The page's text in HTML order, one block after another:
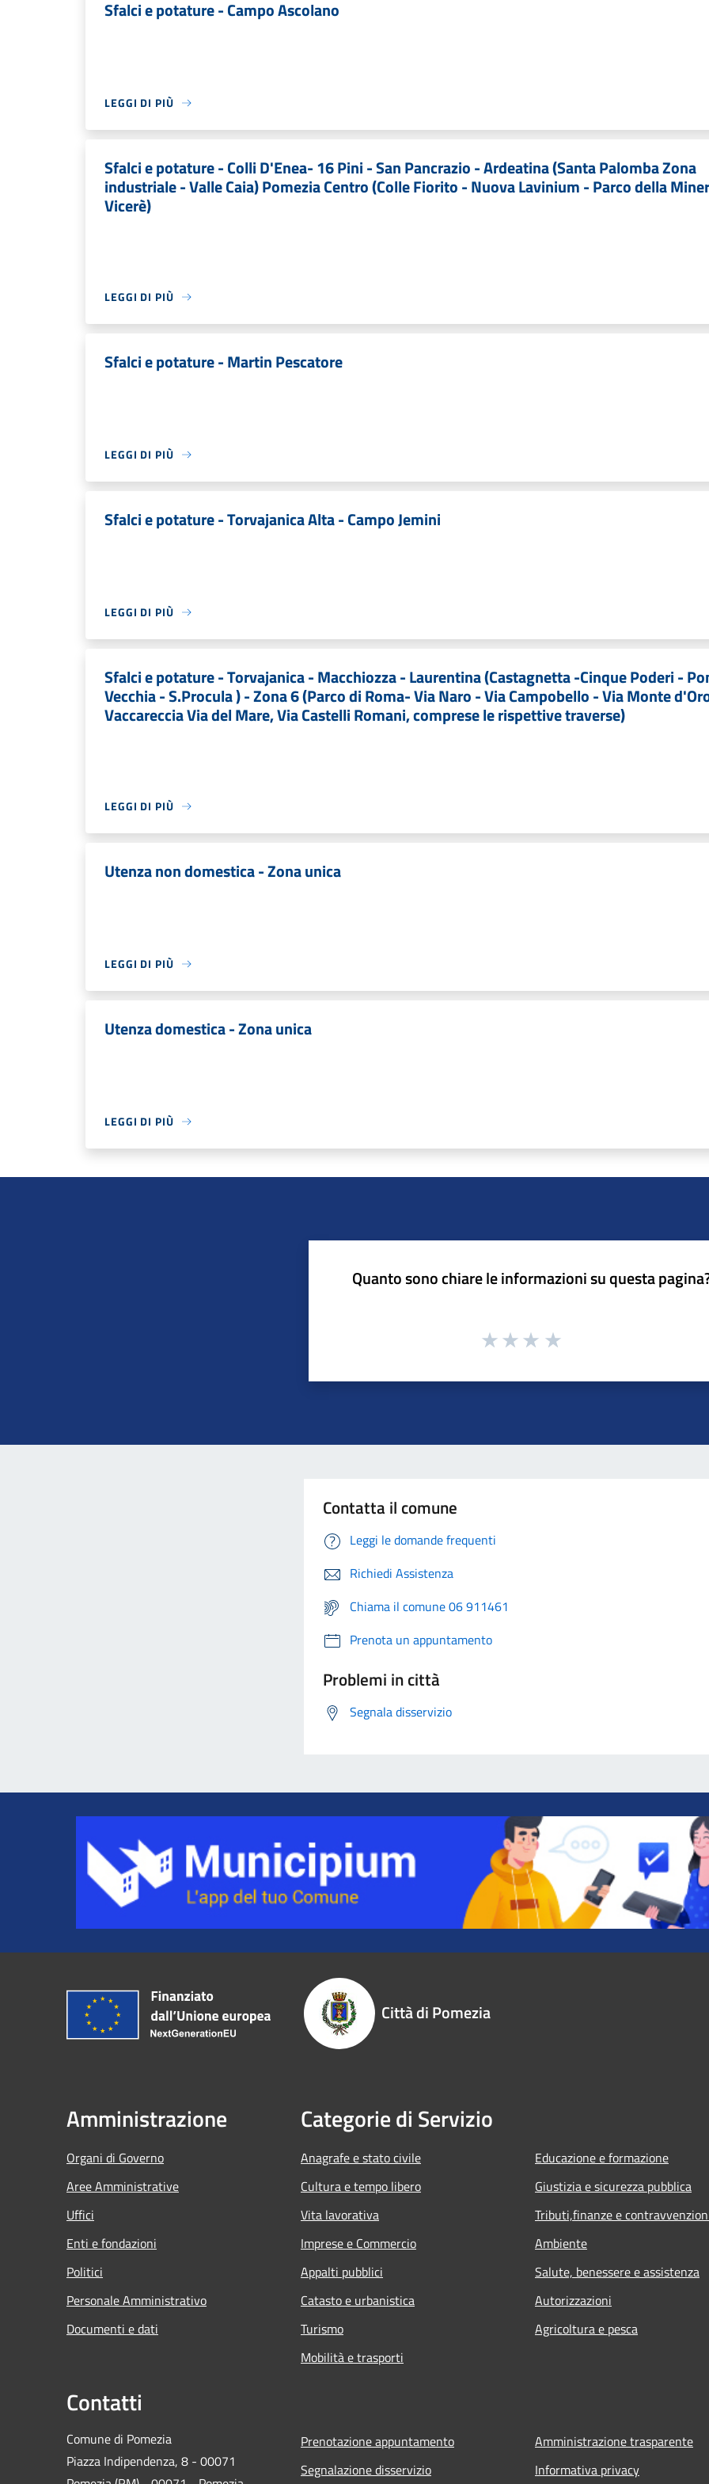
Sfalci e potature - Campo Ascolano
LEGGI DI PIÙ
Sfalci e potature - Colli D'Enea- 16 Pini - San Pancrazio - Ardeatina (Santa Palomba Zona
industriale - Valle Caia) Pomezia Centro (Colle Fiorito - Nuova Lavinium - Parco della
Vicerè)
LEGGI DI PIÙ
Sfalci e potature - Martin Pescatore
LEGGI DI PIÙ
Sfalci e potature - Torvajanica Alta - Campo Jemini
LEGGI DI PIÙ
Sfalci e potature - Torvajanica - Macchiozza - Laurentina (Castagnetta -Cinque Poderi -
Vecchia - S.Procula ) - Zona 6 (Parco di Roma- Via Naro - Via Campobello - Via Monte
Vaccareccia Via del Mare, Via Castelli Romani, comprese le rispettive traverse)
LEGGI DI PIÙ
Utenza non domestica - Zona unica
LEGGI DI PIÙ
Utenza domestica - Zona unica
LEGGI DI PIÙ
Quanto sono chiare le informazioni su questa
Contatta il comune
Leggi le domande frequenti
Richiedi Assistenza
Chiama il comune 06 911461
Prenota un appuntamento
Problemi in città
Segnala disservizio
Città di Pomezia
Amministrazione
Organi di Governo
Aree Amministrative
Uffici
Enti e fondazioni
Politici
Personale Amministrativo
Documenti e dati
Categorie di Servizio
Anagrafe e stato civile
Cultura e tempo libero
Vita lavorativa
Imprese e Commercio
Appalti pubblici
Catasto e urbanistica
Turismo
Mobilità e trasporti
Educazione e formazione
Giustizia e sicurezza pubblica
Tributi,finanze e
Ambiente
Salute, benessere e assistenza
Autorizzazioni
Agricoltura e pesca
Contatti
Comune di Pomezia
Piazza Indipendenza, 8 - 00071
Prenotazione appuntamento
Segnalazione disservizio
Amministrazione trasparente
Informativa privacy